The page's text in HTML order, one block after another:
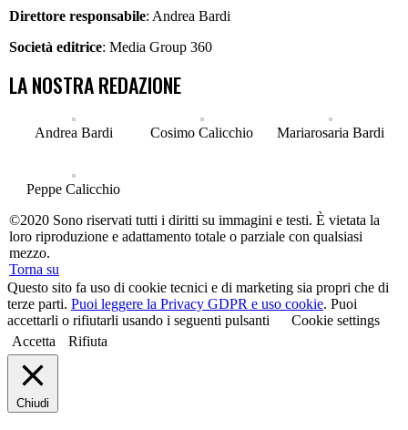
Direttore responsabile: Andrea Bardi
Società editrice: Media Group 360
LA NOSTRA REDAZIONE
Andrea Bardi Cosimo Calicchio Mariarosaria Bardi
Peppe Calicchio
©2020 Sono riservati tutti i diritti su immagini e testi. È vietata la
loro riproduzione e adattamento totale o parziale con qualsiasi
mezzo.
Torna su
Questo sito fa uso di cookie tecnici e di marketing sia propri che di
terze parti. Puoi leggere la Privacy GDPR e uso cookie. Puoi
accettarli o rifiutarli usando i seguenti pulsanti
Cookie settings
Accetta
Rifiuta
Chiudi